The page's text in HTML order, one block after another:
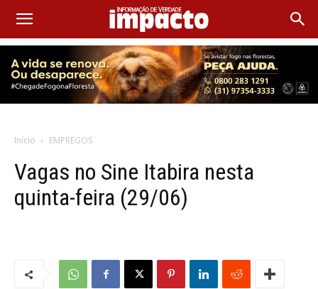
Início EMPREGOS
Vagas no Sine Itabira nesta
quinta-feira (29/06)